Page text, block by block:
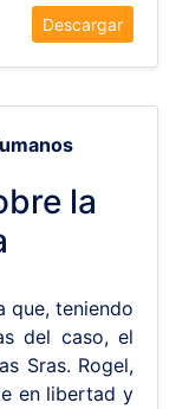
Descargar
la
que, teniendo
del caso, el
Sras. Rogel,
en libertad y